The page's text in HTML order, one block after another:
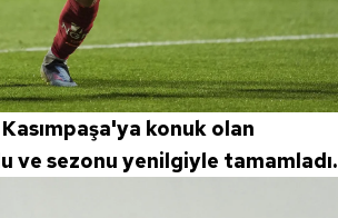
konuk olan
ve sezonu yenilgiyle tamamladı.